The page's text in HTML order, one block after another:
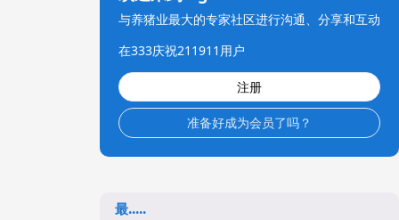
与养猪业最大的专家社区进行沟通、分享和互动
在333庆祝211911用户
注册
准备好成为会员了吗？
最.....